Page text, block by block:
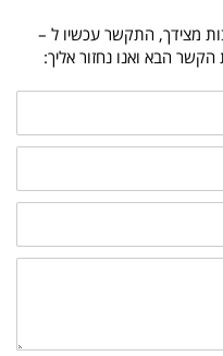
מצידך, התקשר עכשיו ל –